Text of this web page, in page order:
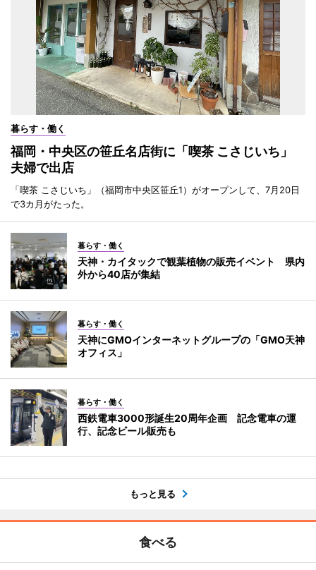
暮らす・働く
福岡・中央区の笹丘名店街に「喫茶 こさじいち」
夫婦で出店
「喫茶 こさじいち」（福岡市中央区笹丘1）がオープンして、7月20日
で3カ月がたった。
暮らす・働く
天神・カイタックで観葉植物の販売イベント 県内
外から40店が集結
暮らす・働く
天神にGMOインターネットグループの「GMO天神
オフィス」
暮らす・働く
西鉄電車3000形誕生20周年企画 記念電車の運
行、記念ビール販売も
もっと見る
食べる